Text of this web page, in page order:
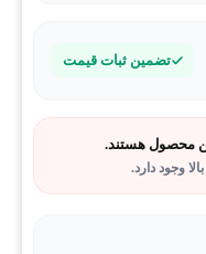
تضمین ثبات قیمت
محصول هستند.
وجود دارد.